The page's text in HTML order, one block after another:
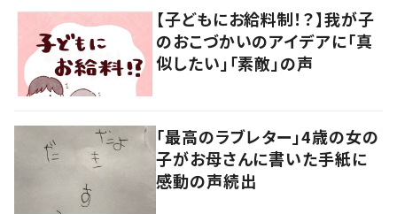
【子どもにお給料制！？】我が子
のおこづかいのアイデアに「真
似したい」「素敵」の声
「最高のラブレター」4歳の女の
子がお母さんに書いた手紙に
感動の声続出